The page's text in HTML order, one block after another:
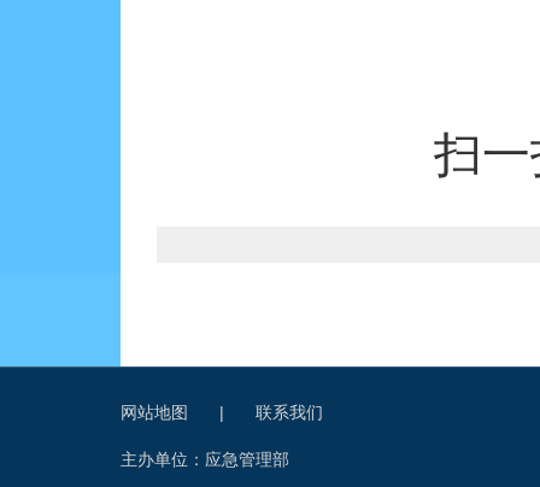
扫
网站地图 | 联系我们
主办单位：应急管理部